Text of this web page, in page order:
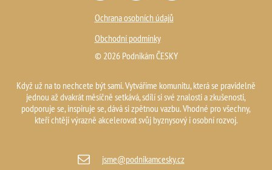
Ochrana osobních údajů
Obchodní podmínky
© 2026 Podnikám ČESKY
Když už na to nechcete být sami. Vytváříme komunitu, která se pravidelně
jednou až dvakrát měsíčně setkává, sdílí si své znalosti a zkušenosti,
podporuje se, inspiruje se, dává si zpětnou vazbu. Vhodné pro všechny,
kteří chtějí výrazně akcelerovat svůj byznysový i osobní rozvoj.
jsme@podnikamcesky.cz